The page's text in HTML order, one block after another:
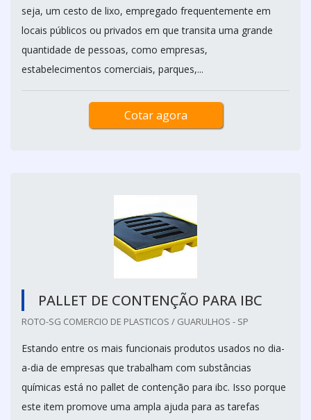
seja, um cesto de lixo, empregado frequentemente em
locais públicos ou privados em que transita uma grande
quantidade de pessoas, como empresas,
estabelecimentos comerciais, parques,...
Cotar agora
PALLET DE CONTENÇÃO PARA IBC
ROTO-SG COMERCIO DE PLASTICOS / GUARULHOS - SP
Estando entre os mais funcionais produtos usados no dia-
a-dia de empresas que trabalham com substâncias
químicas está no pallet de contenção para ibc. Isso porque
este item promove uma ampla ajuda para as tarefas